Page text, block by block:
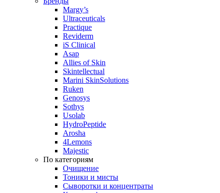
Margy’s
Ultraceuticals
Practique
Reviderm
iS Clinical
Asap
Allies of Skin
Skintellectual
Marini SkinSolutions
Ruken
Genosys
Sothys
Usolab
HydroPeptide
Arosha
4Lemons
Majestic
По категориям
Очищение
Тоники и мисты
Сыворотки и концентраты